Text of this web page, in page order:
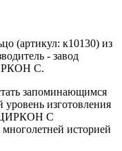
(артикул: к10130) из
- завод
С.
запоминающимся
изготовления
ЦИРКОН С
историей